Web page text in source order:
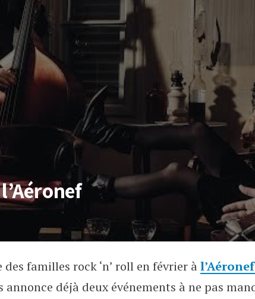
vous familiaux à l’Aéronef
des familles rock ‘n’ roll en février à l’Aéronef
déjà deux événements à ne pas